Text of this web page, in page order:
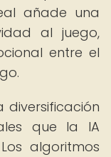
añade una
al juego,
entre el
diversificación
que la IA
algoritmos